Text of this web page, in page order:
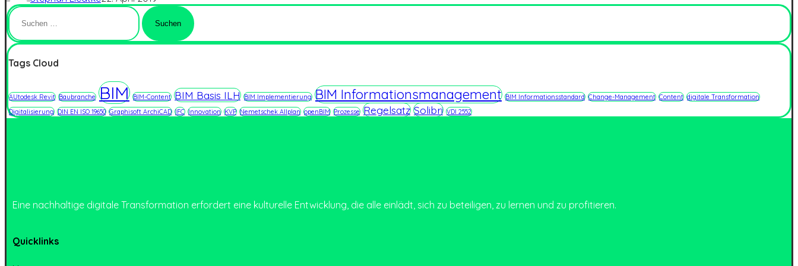
Suchen
nach:
Tags Cloud
AUtodesk Revit Baubranche BIM BIM-Content BIM Basis ILH BIM Implementierung BIM Informationsmanagement BIM Informationsstandard Change-Management Content digitale Transformation
Digitalisierung DIN EN ISO 19650 Graphisoft ArchiCAD IFC Innovation KVP Nemetschek Allplan openBIM Prozesse Regelsatz Solibri VDI 2552
Eine nachhaltige digitale Transformation erfordert eine kulturelle Entwicklung, die alle einlädt, sich zu beteiligen, zu lernen und zu profitieren.
Quicklinks